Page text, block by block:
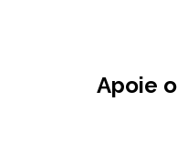
Apoie